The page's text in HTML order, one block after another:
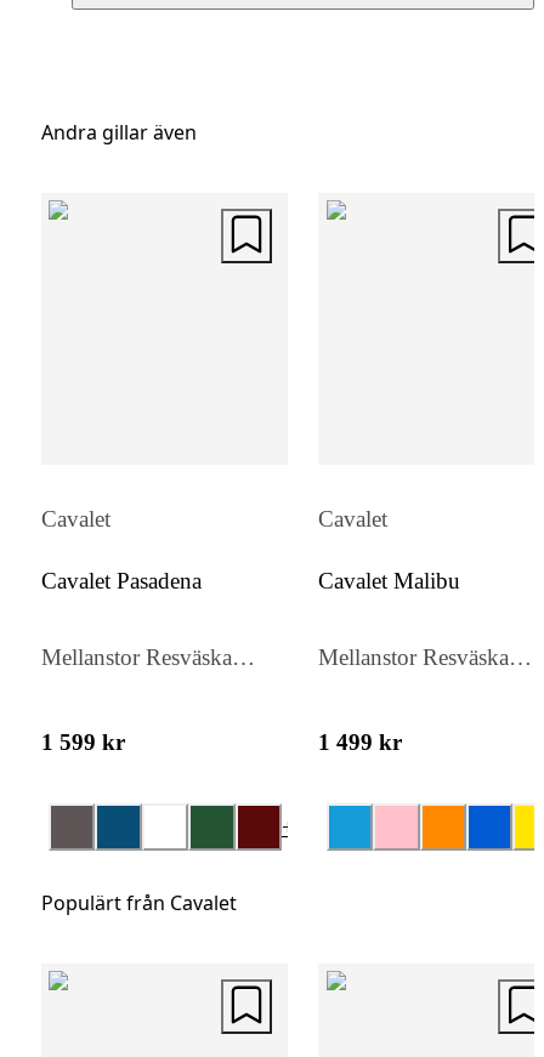
mellan fyra harmoniska färger för att
Organiserad Inredning
TSA-låset ger ökad säkerhet vid
Andra gillar även
Cavalet
Cavalet Pasadena
Mellanstor Resväska
1 599 kr
+
Cavalet
Cavalet Malibu
Mellanstor Resväska
1 499 kr
Populärt från Cavalet